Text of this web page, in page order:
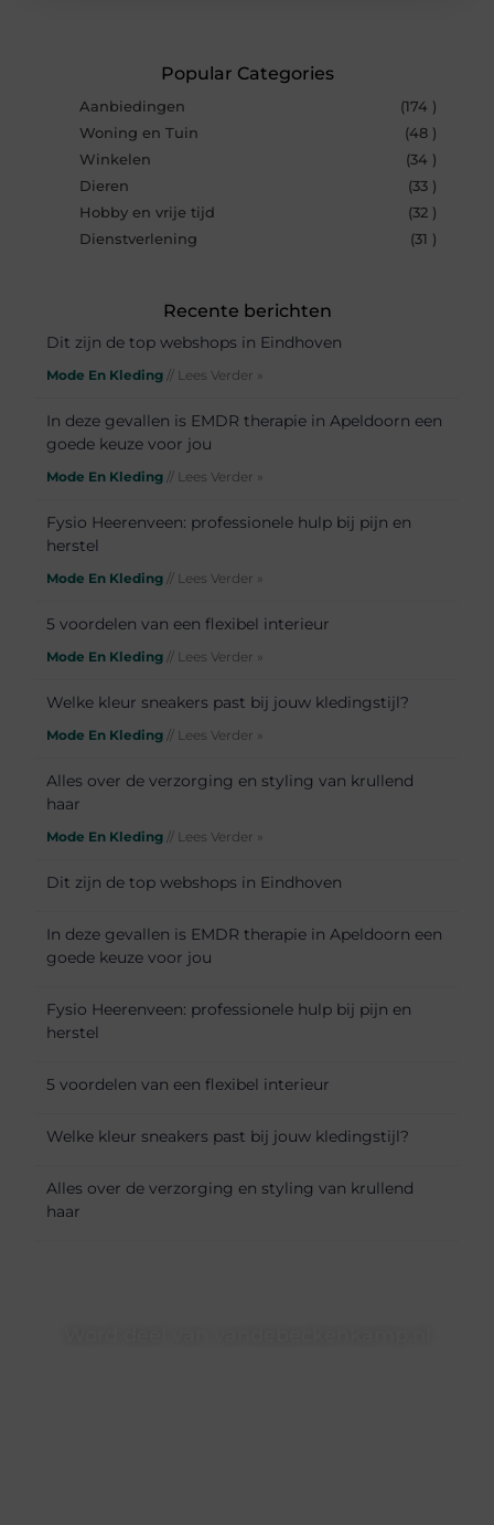
Popular Categories
Aanbiedingen
(174 )
Woning en Tuin
(48 )
Winkelen
(34 )
Dieren
(33 )
Hobby en vrije tijd
(32 )
Dienstverlening
(31 )
Recente berichten
Dit zijn de top webshops in Eindhoven
Mode En Kleding // Lees Verder »
In deze gevallen is EMDR therapie in Apeldoorn een
goede keuze voor jou
Mode En Kleding // Lees Verder »
Fysio Heerenveen: professionele hulp bij pijn en
herstel
Mode En Kleding // Lees Verder »
5 voordelen van een flexibel interieur
Mode En Kleding // Lees Verder »
Welke kleur sneakers past bij jouw kledingstijl?
Mode En Kleding // Lees Verder »
Alles over de verzorging en styling van krullend
haar
Mode En Kleding // Lees Verder »
Dit zijn de top webshops in Eindhoven
In deze gevallen is EMDR therapie in Apeldoorn een
goede keuze voor jou
Fysio Heerenveen: professionele hulp bij pijn en
herstel
5 voordelen van een flexibel interieur
Welke kleur sneakers past bij jouw kledingstijl?
Alles over de verzorging en styling van krullend
haar